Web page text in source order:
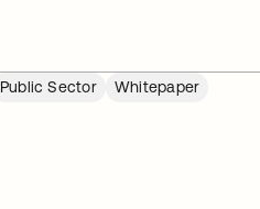
Public Sector Whitepaper